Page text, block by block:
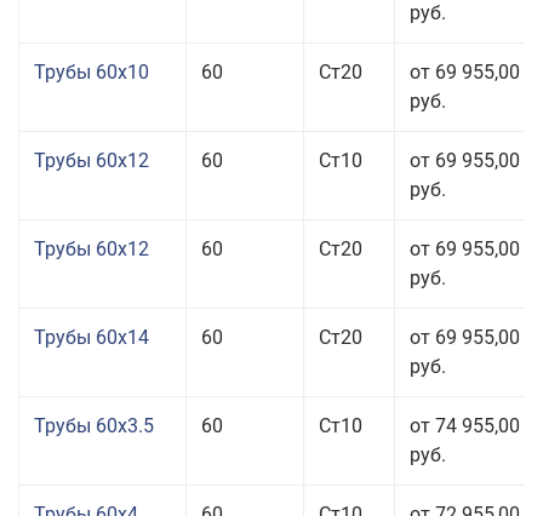
руб.
Трубы 60x10 60 Ст20
от 69 955,00
руб.
Трубы 60x12 60 Ст10
от 69 955,00
руб.
Трубы 60x12 60 Ст20
от 69 955,00
руб.
Трубы 60x14 60 Ст20
от 69 955,00
руб.
Трубы 60x3.5 60 Ст10
от 74 955,00
руб.